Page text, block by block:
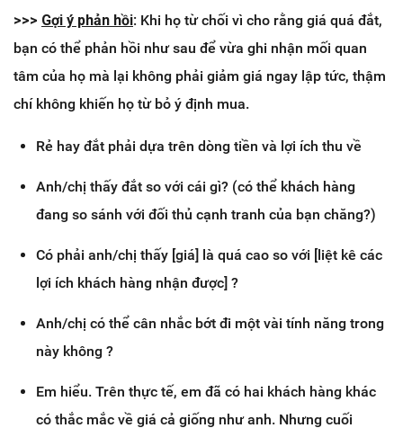
>>> Gợi ý phản hồi: Khi họ từ chối vì cho rằng giá quá đắt,
bạn có thể phản hồi như sau để vừa ghi nhận mối quan
tâm của họ mà lại không phải giảm giá ngay lập tức, thậm
chí không khiến họ từ bỏ ý định mua.
Rẻ hay đắt phải dựa trên dòng tiền và lợi ích thu về
Anh/chị thấy đắt so với cái gì? (có thể khách hàng
đang so sánh với đối thủ cạnh tranh của bạn chăng?)
Có phải anh/chị thấy [giá] là quá cao so với [liệt kê các
lợi ích khách hàng nhận được] ?
Anh/chị có thể cân nhắc bớt đi một vài tính năng trong
này không ?
Em hiểu. Trên thực tế, em đã có hai khách hàng khác
có thắc mắc về giá cả giống như anh. Nhưng cuối